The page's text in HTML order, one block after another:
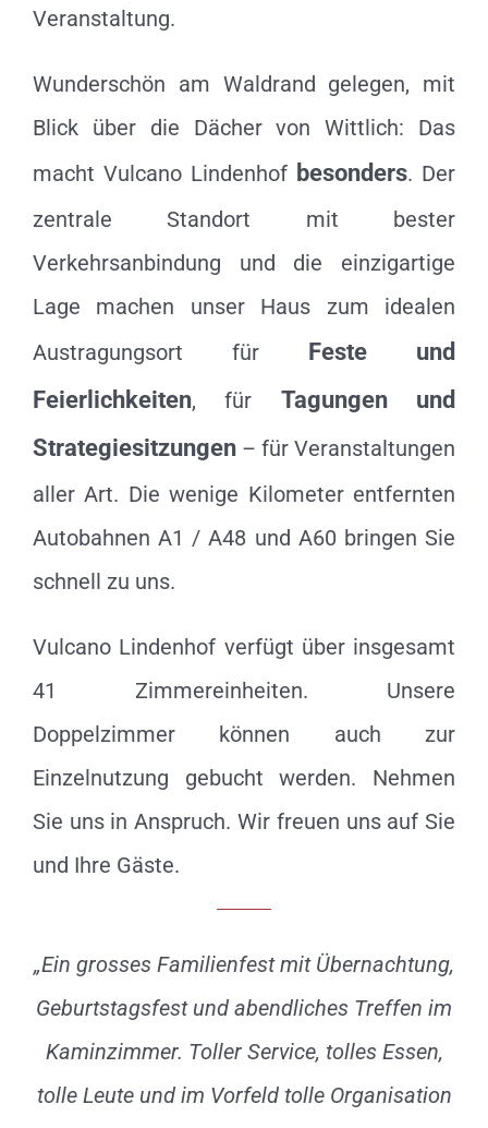
Veranstaltung.
Wunderschön am Waldrand gelegen, mit
Blick über die Dächer von Wittlich: Das
macht Vulcano Lindenhof besonders. Der
zentrale Standort mit bester
Verkehrsanbindung und die einzigartige
Lage machen unser Haus zum idealen
Austragungsort für Feste und
Feierlichkeiten, für Tagungen und
Strategiesitzungen– für Veranstaltungen
aller Art. Die wenige Kilometer entfernten
Autobahnen A1 / A48 und A60 bringen Sie
schnell zu uns.
Vulcano Lindenhof verfügt über insgesamt
41 Zimmereinheiten. Unsere
Doppelzimmer können auch zur
Einzelnutzung gebucht werden. Nehmen
Sie uns in Anspruch. Wir freuen uns auf Sie
und Ihre Gäste.
„Ein grosses Familienfest mit Übernachtung,
Geburtstagsfest und abendliches Treffen im
Kaminzimmer. Toller Service, tolles Essen,
tolle Leute und im Vorfeld tolle Organisation